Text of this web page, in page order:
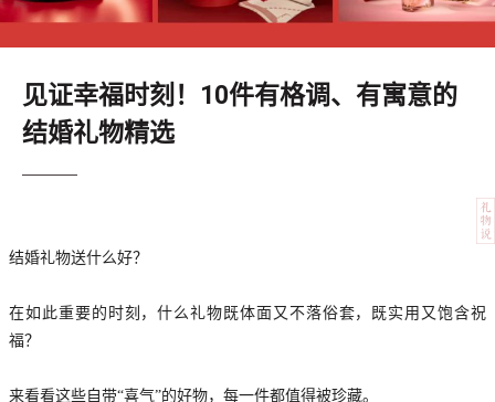
见证幸福时刻！10件有格调、有寓意的
结婚礼物精选
结婚礼物送什么好？
在如此重要的时刻，什么礼物既体面又不落俗套，既实用又饱含祝
福？
来看看这些自带“喜气”的好物，每一件都值得被珍藏。